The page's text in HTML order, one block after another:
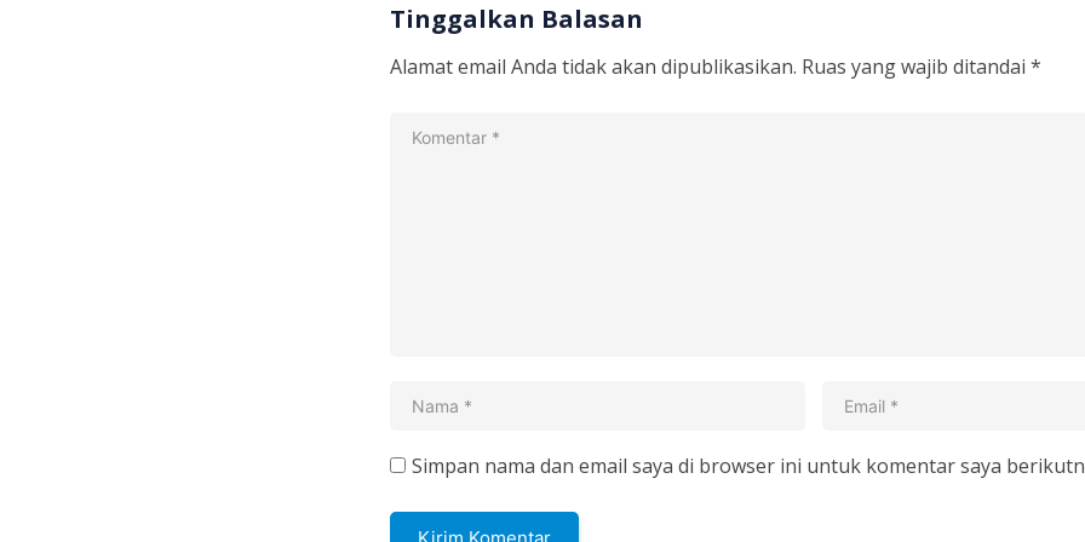
Tinggalkan Balasan
Alamat email Anda tidak akan dipublikasikan. Ruas yang wajib ditandai *
Simpan nama dan email saya di browser ini untuk komentar saya